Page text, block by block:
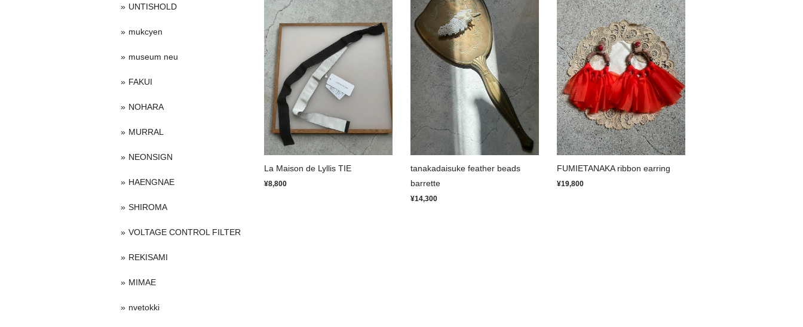
La Maison de Lyllis TIE
¥8,800
tanakadaisuke feather beads
barrette
¥14,300
FUMIETANAKA ribbon earring
¥19,800
UNTISHOLD
mukcyen
museum neu
FAKUI
NOHARA
MURRAL
NEONSIGN
HAENGNAE
SHIROMA
VOLTAGE CONTROL FILTER
REKISAMI
MIMAE
nvetokki